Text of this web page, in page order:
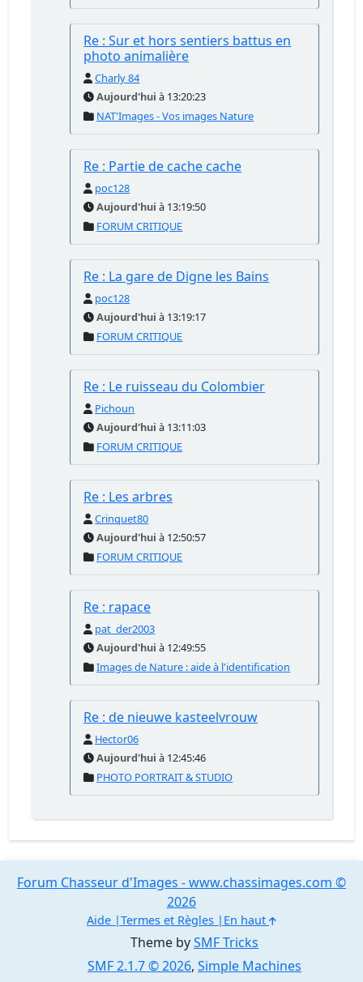
Re : Sur et hors sentiers battus en
photo animalière
Charly 84
Aujourd'hui à 13:20:23
NAT'Images - Vos images Nature
Re : Partie de cache cache
poc128
Aujourd'hui à 13:19:50
FORUM CRITIQUE
Re : La gare de Digne les Bains
poc128
Aujourd'hui à 13:19:17
FORUM CRITIQUE
Re : Le ruisseau du Colombier
Pichoun
Aujourd'hui à 13:11:03
FORUM CRITIQUE
Re : Les arbres
Crinquet80
Aujourd'hui à 12:50:57
FORUM CRITIQUE
Re : rapace
pat_der2003
Aujourd'hui à 12:49:55
Images de Nature : aide à l'identification
Re : de nieuwe kasteelvrouw
Hector06
Aujourd'hui à 12:45:46
PHOTO PORTRAIT & STUDIO
Theme bySMF Tricks
SMF 2.1.7 © 2026, Simple Machines
Forum Chasseur d'Images - www.chassimages.com ©
2026
Aide Termes et Règles En haut